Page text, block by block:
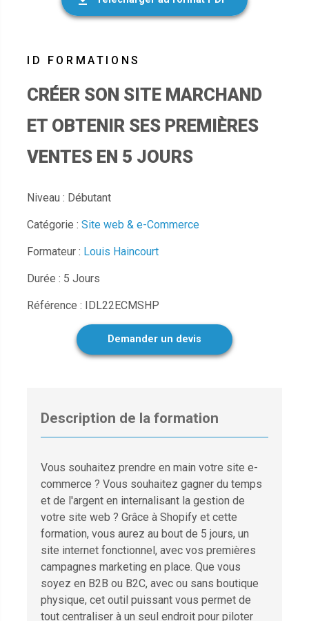
CRÉER SON SITE MARCHAND
ET OBTENIR SES PREMIÈRES
VENTES EN 5 JOURS
Niveau : Débutant
Catégorie : Site web & e-Commerce
Formateur : Louis Haincourt
Durée : 5 Jours
Référence : IDL22ECMSHP
Demander un devis
Description de la formation
Vous souhaitez prendre en main votre site e-
commerce ? Vous souhaitez gagner du temps
et de l'argent en internalisant la gestion de
votre site web ? Grâce à Shopify et cette
formation, vous aurez au bout de 5 jours, un
site internet fonctionnel, avec vos premières
campagnes marketing en place. Que vous
soyez en B2B ou B2C, avec ou sans boutique
physique, cet outil puissant vous permet de
tout centraliser à un seul endroit pour piloter